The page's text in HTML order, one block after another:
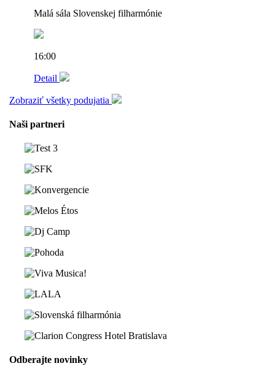
Malá sála Slovenskej filharmónie
16:00
Detail
Zobraziť všetky podujatia
Naši partneri
Odberajte novinky